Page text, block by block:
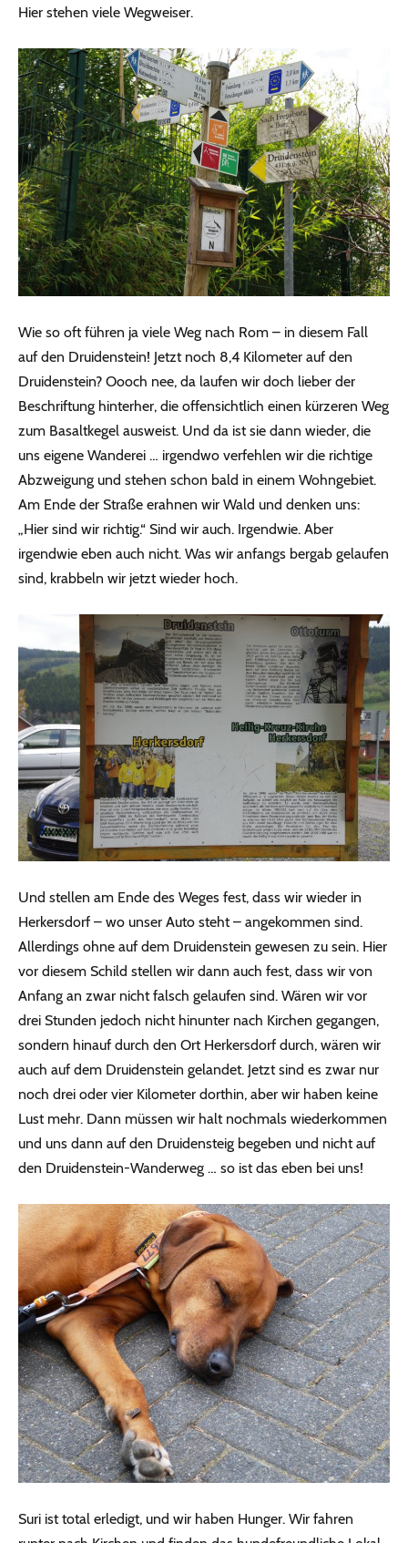
Hier stehen viele Wegweiser.
Wie so oft führen ja viele Weg nach Rom – in diesem Fall
auf den Druidenstein! Jetzt noch 8,4 Kilometer auf den
Druidenstein? Oooch nee, da laufen wir doch lieber der
Beschriftung hinterher, die offensichtlich einen kürzeren Weg
zum Basaltkegel ausweist. Und da ist sie dann wieder, die
uns eigene Wanderei … irgendwo verfehlen wir die richtige
Abzweigung und stehen schon bald in einem Wohngebiet.
Am Ende der Straße erahnen wir Wald und denken uns:
„Hier sind wir richtig.“ Sind wir auch. Irgendwie. Aber
irgendwie eben auch nicht. Was wir anfangs bergab gelaufen
sind, krabbeln wir jetzt wieder hoch.
Und stellen am Ende des Weges fest, dass wir wieder in
Herkersdorf – wo unser Auto steht – angekommen sind.
Allerdings ohne auf dem Druidenstein gewesen zu sein. Hier
vor diesem Schild stellen wir dann auch fest, dass wir von
Anfang an zwar nicht falsch gelaufen sind. Wären wir vor
drei Stunden jedoch nicht hinunter nach Kirchen gegangen,
sondern hinauf durch den Ort Herkersdorf durch, wären wir
auch auf dem Druidenstein gelandet. Jetzt sind es zwar nur
noch drei oder vier Kilometer dorthin, aber wir haben keine
Lust mehr. Dann müssen wir halt nochmals wiederkommen
und uns dann auf den Druidensteig begeben und nicht auf
den Druidenstein-Wanderweg … so ist das eben bei uns!
Suri ist total erledigt, und wir haben Hunger. Wir fahren